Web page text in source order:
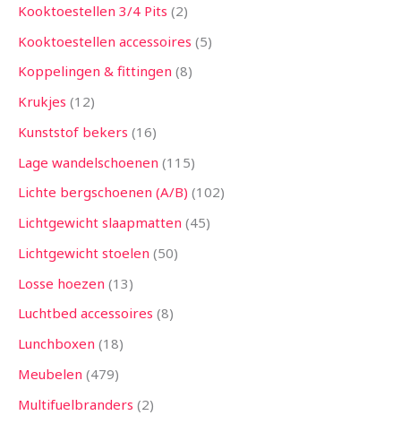
Kooktoestellen 3/4 Pits 2
Kooktoestellen accessoires 5
Koppelingen & fittingen 8
Krukjes 12
Kunststof bekers 16
Lage wandelschoenen 115
Lichte bergschoenen (A/B) 102
Lichtgewicht slaapmatten 45
Lichtgewicht stoelen 50
Losse hoezen 13
Luchtbed accessoires 8
Lunchboxen 18
Meubelen 479
Multifuelbranders 2